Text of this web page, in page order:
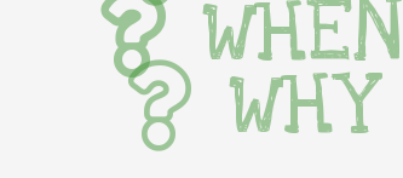
WHEN
WHY